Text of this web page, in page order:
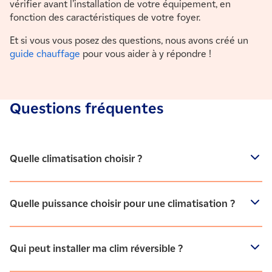
vérifier avant l’installation de votre équipement, en
fonction des caractéristiques de votre foyer.
Et si vous vous posez des questions, nous avons créé un
guide chauffage pour vous aider à y répondre !
Questions fréquentes
Quelle climatisation choisir ?
votre logement en été, et d'assurer lechauffageen hiver,
alors l'équipement le plus adapté. Pour rafraîchir
un brasseur d'air fixe peuvent suffire.
Quelle puissance choisir pour une climatisation ?
La puissance de votre climatisation réversible dépend de
Qui peut installer ma clim réversible ?